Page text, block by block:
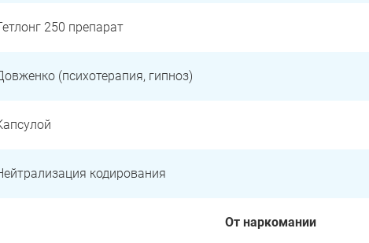
250 препарат
(психотерапия, гипноз)
кодирования
От наркомании